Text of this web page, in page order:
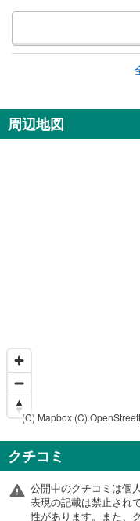
周辺地図
(C) Mapbox (C)
クチコミ
公開中のクチコミは個
表現の記載は禁止され
性があります。また、